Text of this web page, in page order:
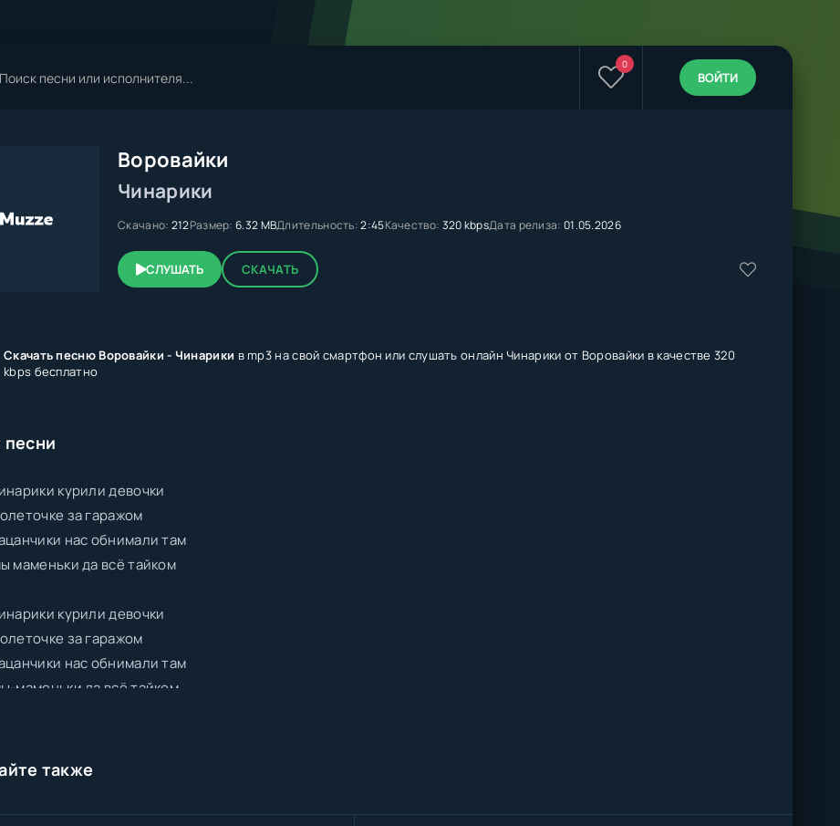
0
ВОЙТИ
Воровайки
Чинарики
Скачано: 212Размер: 6.32 MBДлительность:2:45Качество: 320 kbpsДата релиза: 01.05.2026
СЛУШАТЬ СКАЧАТЬ
Скачать песню Воровайки - Чинарики в mp3 на свой смартфон или слушать онлайн Чинарики от Воровайки в качестве 320
kbps бесплатно
песни
курили девочки
за гаражом
нас обнимали там
маменьки да всё тайком
курили девочки
за гаражом
нас обнимали там
маменьки да всё тайком
также